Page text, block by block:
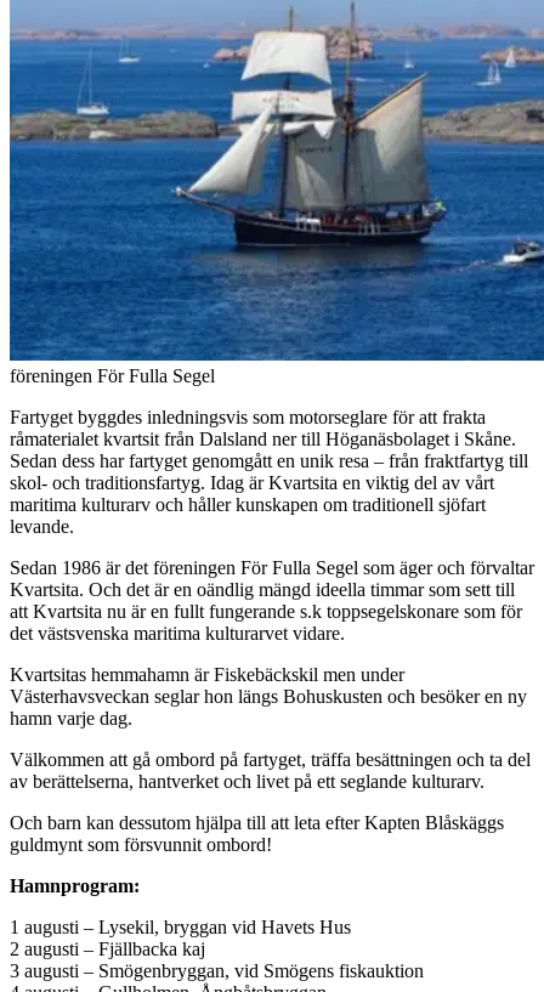
föreningen För Fulla Segel
Fartyget byggdes inledningsvis som motorseglare för att frakta
råmaterialet kvartsit från Dalsland ner till Höganäsbolaget i Skåne.
Sedan dess har fartyget genomgått en unik resa – från fraktfartyg till
skol- och traditionsfartyg. Idag är Kvartsita en viktig del av vårt
maritima kulturarv och håller kunskapen om traditionell sjöfart
levande.
Sedan 1986 är det föreningen För Fulla Segel som äger och förvaltar
Kvartsita. Och det är en oändlig mängd ideella timmar som sett till
att Kvartsita nu är en fullt fungerande s.k toppsegelskonare som för
det västsvenska maritima kulturarvet vidare.
Kvartsitas hemmahamn är Fiskebäckskil men under
Västerhavsveckan seglar hon längs Bohuskusten och besöker en ny
hamn varje dag.
Välkommen att gå ombord på fartyget, träffa besättningen och ta del
av berättelserna, hantverket och livet på ett seglande kulturarv.
Och barn kan dessutom hjälpa till att leta efter Kapten Blåskäggs
guldmynt som försvunnit ombord!
Hamnprogram:
1 augusti – Lysekil, bryggan vid Havets Hus
2 augusti – Fjällbacka kaj
3 augusti – Smögenbryggan, vid Smögens fiskauktion